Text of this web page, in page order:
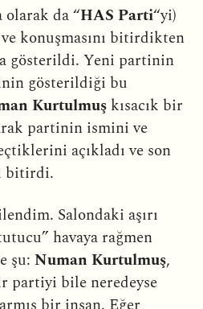
olarak da “HAS Parti“yi)
konuşmasını bitirdikten
gösterildi. Yeni partinin
gösterildiği bu
Kurtulmuş kısacık bir
partinin ismini ve
açıkladı ve son
bitirdi.
Salondaki aşırı
havaya rağmen
şu: Numan Kurtulmuş,
partiyi bile neredeyse